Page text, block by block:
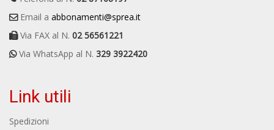
Email a abbonamenti@sprea.it
Via FAX al N. 02 56561221
Via WhatsApp al N. 329 3922420
Link utili
Spedizioni